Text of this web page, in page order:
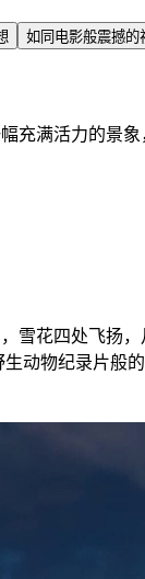
如同电影般震撼的
充满活力的景象
花四处飞扬
动物纪录片